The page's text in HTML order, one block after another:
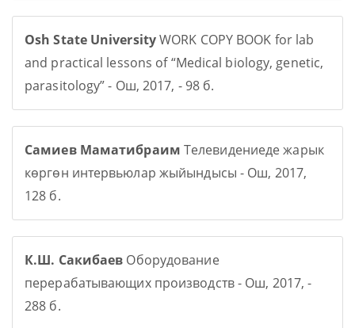
Osh State UniversityWORK COPY BOOK for lab
and practical lessons of “Medical biology, genetic,
parasitology” - Ош, 2017, - 98 б.
Самиев Маматибраим Телевидениеде жарык
көргөн интервьюлар жыйындысы - Ош, 2017,
128 б.
К.Ш. Сакибаев Оборудование
перерабатывающих производств - Ош, 2017, -
288 б.